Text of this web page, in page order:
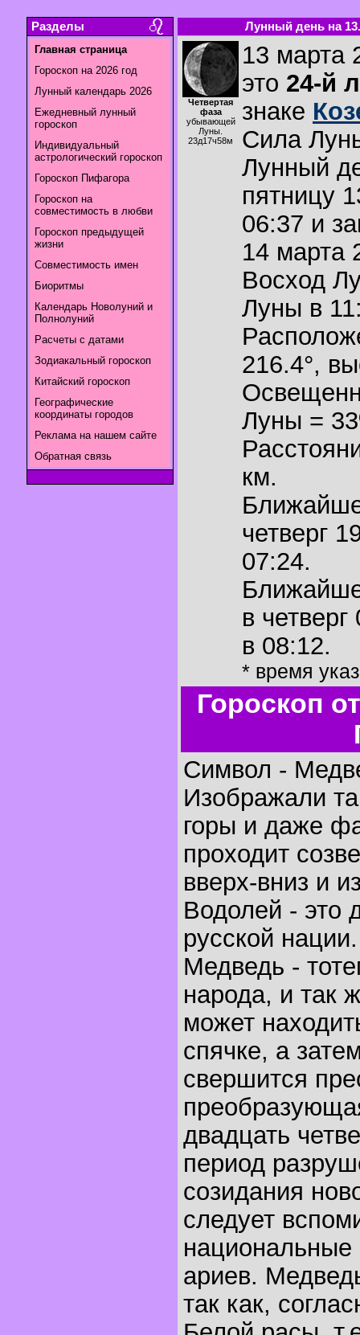
Разделы
Главная страница
Гороскоп на 2026 год
Лунный календарь 2026
Ежедневный лунный
гороскоп
Индивидуальный
астрологический гороскоп
Гороскоп Пифагора
Гороскоп на
совместимость в любви
Гороскоп предыдущей
жизни
Совместимость имен
Биоритмы
Календарь Новолуний и
Полнолуний
Расчеты с датами
Зодиакальный гороскоп
Китайский гороскоп
Географические
координаты городов
Реклама на нашем сайте
Обратная связь
Лунный день на
Четвертая
фаза
убывающей
Луны.
23д17ч58м
13 марта
это 24-й
знаке
Сила
Лунный
пятницу
06:37 и
14 марта
Восход
Луны в
216.4°,
Луны =
км.
четверг
07:24.
в
в 08:12.
* время
Гороскоп
Символ -
Изображали
горы и даже
проходит
вверх-вниз и
Водолей - это
русской нации.
Медведь -
народа, и так
может
спячке, а
свершится
двадцать
период
созидания
следует
национальные
ариев.
так как,